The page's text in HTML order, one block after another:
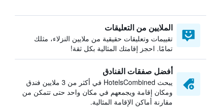
الملايين من التعليقات
تقييمات وتعليقات حقيقية من ملايين النزلاء، مثلك
تمامًا. احجز إقامتك المثالية بكل ثقة!
أفضل صفقات الفنادق
يبحث HotelsCombined في أكثر من 3 ملايين فندق
ومكان إقامة ويجمعهم في مكان واحد حتى تتمكن من
مقارنة أماكن الإقامة المثالية.